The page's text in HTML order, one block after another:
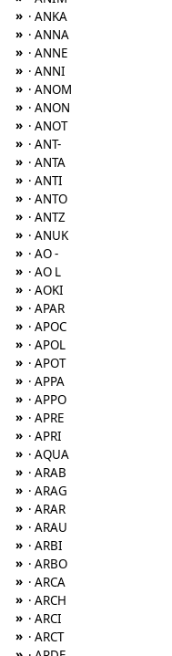
» · ANKA
» · ANNA
» · ANNE
» · ANNI
» · ANOM
» · ANON
» · ANOT
» · ANT-
» · ANTA
» · ANTI
» · ANTO
» · ANTZ
» · ANUK
» · AO -
» · AO L
» · AOKI
» · APAR
» · APOC
» · APOL
» · APOT
» · APPA
» · APPO
» · APRE
» · APRI
» · AQUA
» · ARAB
» · ARAG
» · ARAR
» · ARAU
» · ARBI
» · ARBO
» · ARCA
» · ARCH
» · ARCI
» · ARCT